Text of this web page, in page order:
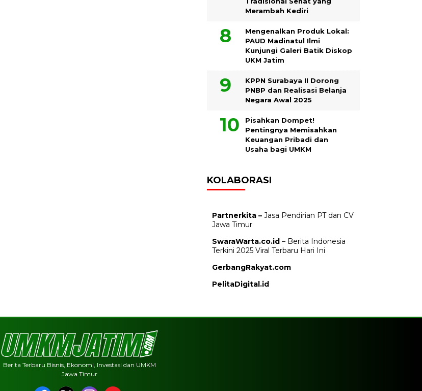
Merambah Kediri
Mengenalkan Produk Lokal:
PAUD Madinatul Ilmi
Kunjungi Galeri Batik Diskop
UKM Jatim
KPPN Surabaya II Dorong
PNBP dan Realisasi Belanja
Negara Awal 2025
Pisahkan Dompet!
Pentingnya Memisahkan
Keuangan Pribadi dan
Usaha bagi UMKM
KOLABORASI
Partnerkita – Jasa Pendirian PT dan CV
Jawa Timur
SwaraWarta.co.id – Berita Indonesia
Terkini 2025 Viral Terbaru Hari Ini
GerbangRakyat.com
PelitaDigital.id
Berita Terbaru Bisnis, Ekonomi, Investasi dan UMKM
Jawa Timur